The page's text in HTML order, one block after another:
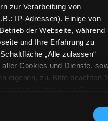
zur Verarbeitung von
IP-Adressen). Einige von
der Webseite, während
und Ihre Erfahrung zu
„Alle zulassen“
Cookies und Dienste,
eigenen, zu. Bitte beachten
adäquates